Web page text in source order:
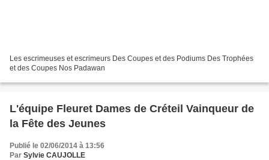
Les escrimeuses et escrimeurs Des Coupes et des Podiums Des Trophées
et des Coupes Nos Padawan
L'équipe Fleuret Dames de Créteil Vainqueur de
la Fête des Jeunes
Publié le 02/06/2014 à 13:56
Par Sylvie CAUJOLLE